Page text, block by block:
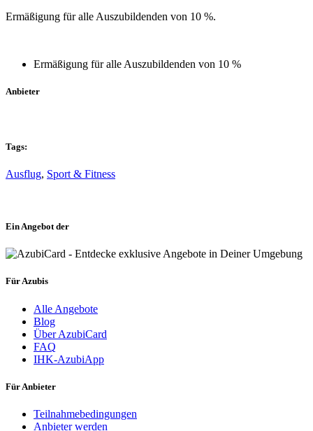
Ermäßigung für alle Auszubildenden von 10 %.
Ermäßigung für alle Auszubildenden von 10 %
Anbieter
Tags:
Ausflug, Sport & Fitness
Ein Angebot der
Für Azubis
Alle Angebote
Blog
Über AzubiCard
FAQ
IHK-AzubiApp
Für Anbieter
Teilnahmebedingungen
Anbieter werden